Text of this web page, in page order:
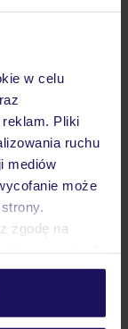
w celu
Pliki
ruchu
mediów
może
zgodę na
znajdziesz